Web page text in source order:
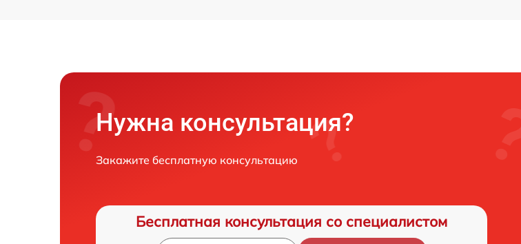
Нужна консультация?
Закажите бесплатную консультацию
Бесплатная консультация со специалистом